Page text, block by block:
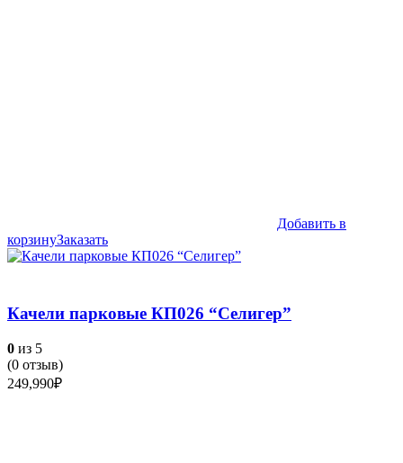
Добавить в
корзинуЗаказать
Качели парковые КП026 “Селигер”
0 из 5
(0 отзыв)
249,990₽